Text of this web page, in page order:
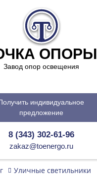
ОПОРЫ
Завод опор освещения
индивидуальное
предложение
8 (343) 302-61-96
zakaz@toenergo.ru
Уличные светильники